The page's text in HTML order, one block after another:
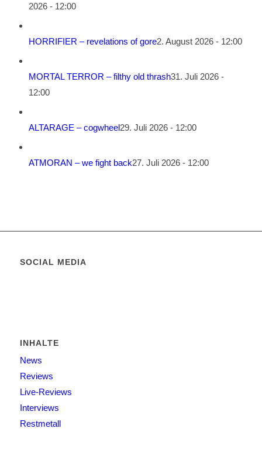
2026 - 12:00
HORRIFIER – revelations of gore2. August 2026 - 12:00
MORTAL TERROR – filthy old thrash31. Juli 2026 -
12:00
ALTARAGE – cogwheel29. Juli 2026 - 12:00
ATMORAN – we fight back27. Juli 2026 - 12:00
SOCIAL MEDIA
INHALTE
News
Reviews
Live-Reviews
Interviews
Restmetall